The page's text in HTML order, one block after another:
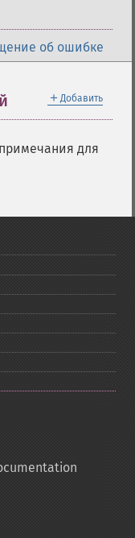
об ошибке
＋ Добавить
для